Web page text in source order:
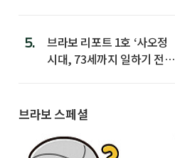
5.
브라보 리포트 1호 ‘사오정
시대, 73세까지 일하기 전략’
브라보 스페셜